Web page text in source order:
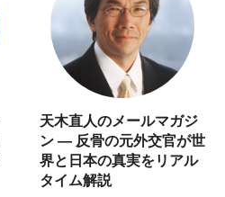
天木直人のメールマガジ
ン ― 反骨の元外交官が世
界と日本の真実をリアル
タイム解説